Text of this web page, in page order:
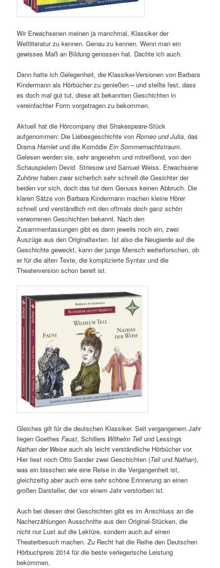
Wir Erwachsenen meinen ja manchmal, Klassiker der
Weltliteratur zu kennen. Genau zu kennen. Wenn man ein
gewisses Maß an Bildung genossen hat. Dachte ich auch.
Dann hatte ich Gelegenheit, die Klassiker-Versionen von Barbara
Kindermann als Hörbücher zu genießen – und stellte fest, dass
es doch mal gut tut, diese alt bekannten Geschichten in
vereinfachter Form vorgetragen zu bekommen.
Aktuell hat die Hörcompany drei Shakespeare-Stück
aufgenommen: Die Liebesgeschichte vonRomeo und Julia, das
DramaHamlet und die KomödieEin Sommernachtstraum.
Gelesen werden sie, sehr angenehm und mitreißend, von den
Schauspielern Devid Striesow und Samuel Weiss. Erwachsene
Zuhörer haben zwar sicherlich sehr schnell die Gesichter der
beiden vor sich, doch das tut dem Genuss keinen Abbruch. Die
klaren Sätze von Barbara Kindermann machen kleine Hörer
schnell und verständlich mit den oftmals doch ganz schön
verworrenen Geschichten bekannt. Nach den
Zusammenfassungen gibt es dann jeweils noch ein, zwei
Auszüge aus den Originaltexten. Ist also die Neugierde auf die
Geschichte geweckt, kann der junge Mensch weiterforschen, ob
er für die alten Texte, die komplizierte Syntax und die
Theaterversion schon bereit ist.
Gleiches gilt für die deutschen Klassiker. Seit vergangenem Jahr
liegen GoethesFaust, Schillers Wilhelm Tellund Lessings
Nathan der Weise auch als leicht verständliche Hörbücher vor.
Hier liest noch Otto Sander zwei Geschichten (TellundNathan),
was ein bisschen wie eine Reise in die Vergangenheit ist,
gleichzeitig aber auch eine sehr schöne Erinnerung an einen
großen Darsteller, der vor einem Jahr verstorben ist.
Auch bei diesen drei Geschichten gibt es im Anschluss an die
Nacherzählungen Ausschnitte aus den Original-Stücken, die
nicht nur Lust auf die Lektüre, sondern auch auf einen
Theaterbesuch machen. Zu Recht hat die Reihe den Deutschen
Hörbuchpreis 2014 für die beste verlegerische Leistung
bekommen.